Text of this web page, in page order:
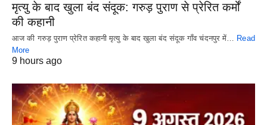
मृत्यु के बाद खुला बंद संदूक: गरुड़ पुराण से प्रेरित कर्मों
की कहानी
आज की गरुड़ पुराण प्रेरित कहानी मृत्यु के बाद खुला बंद संदूक गाँव चंदनपुर में… Read
More
9 hours ago